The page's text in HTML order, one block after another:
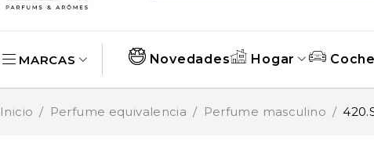
MARCAS Novedades Hogar
Inicio / Perfume equivalencia / Perfume masculino /